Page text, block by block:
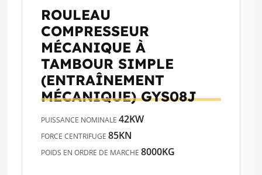
ROULEAU
COMPRESSEUR
MÉCANIQUE À
TAMBOUR SIMPLE
(ENTRAÎNEMENT
MÉCANIQUE)GYS08J
PUISSANCE NOMINALE42KW
FORCE CENTRIFUGE85KN
POIDS EN ORDRE DE MARCHE8000KG